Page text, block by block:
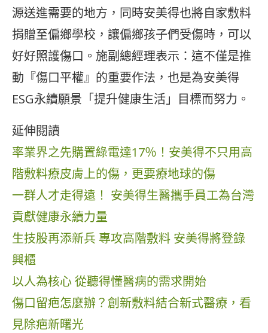
源送進需要的地方，同時安美得也將自家敷料
捐贈至偏鄉學校，讓偏鄉孩子們受傷時，可以
好好照護傷口。施副總經理表示：這不僅是推
動『傷口平權』的重要作法，也是為安美得
ESG永續願景「提升健康生活」目標而努力。
延伸閱讀
率業界之先購置綠電達17％！安美得不只用高
階敷料療皮膚上的傷，更要療地球的傷
一群人才走得遠！ 安美得生醫攜手員工為台灣
貢獻健康永續力量
生技股再添新兵 專攻高階敷料 安美得將登錄
興櫃
以人為核心 從聽得懂醫病的需求開始
傷口留疤怎麼辦？創新敷料結合新式醫療，看
見除疤新曙光